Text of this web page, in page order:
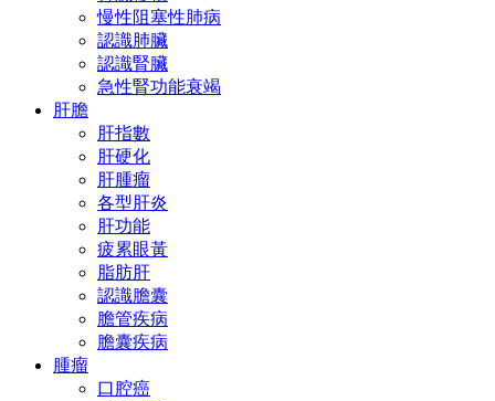
慢性阻塞性肺病
認識肺臟
認識腎臟
急性腎功能衰竭
肝膽
肝指數
肝硬化
肝腫瘤
各型肝炎
肝功能
疲累眼黃
脂肪肝
認識膽囊
膽管疾病
膽囊疾病
腫瘤
口腔癌